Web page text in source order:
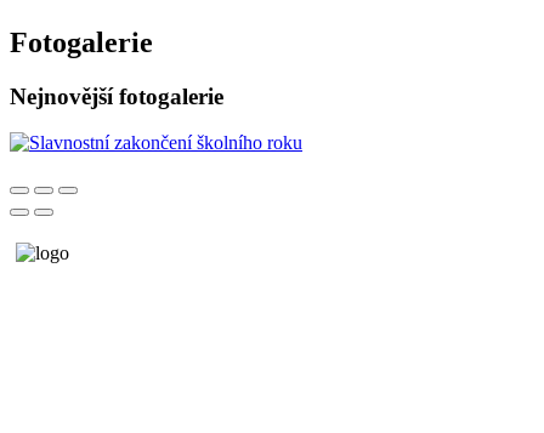
Fotogalerie
Nejnovější fotogalerie